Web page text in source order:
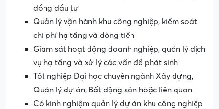
đồng đầu tư
Quản lý vận hành khu công nghiệp, kiểm soát
chi phí hạ tầng và dòng tiền
Giám sát hoạt động doanh nghiệp, quản lý dịch
vụ hạ tầng và xử lý các vấn đề phát sinh
Tốt nghiệp Đại học chuyên ngành Xây dựng,
Quản lý dự án, Bất động sản hoặc liên quan
Có kinh nghiệm quản lý dự án khu công nghiệp